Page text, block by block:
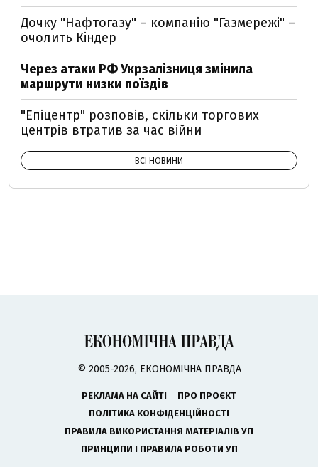
Дочку "Нафтогазу" – компанію "Газмережі" –
очолить Кіндер
Через атаки РФ Укрзалізниця змінила
маршрути низки поїздів
"Епіцентр" розповів, скільки торгових
центрів втратив за час війни
ВСІ НОВИНИ
© 2005-2026, ЕКОНОМІЧНА ПРАВДА
РЕКЛАМА НА САЙТІ
ПРО ПРОЄКТ
ПОЛІТИКА КОНФІДЕНЦІЙНОСТІ
ПРАВИЛА ВИКОРИСТАННЯ МАТЕРІАЛІВ УП
ПРИНЦИПИ І ПРАВИЛА РОБОТИ УП